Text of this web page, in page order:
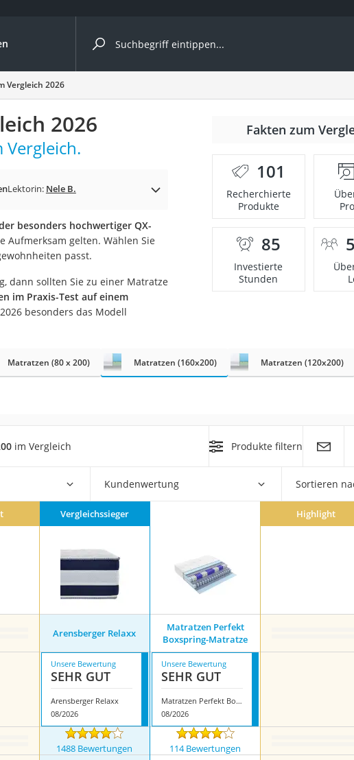
Vergleiche nach Kategorie
Kamera
4
Schreibtisch
cm
Vergleich 2026
2026
Vergleich.
Lektorin: Nele B.
besonders hochwertiger QX-
Aufmerksam gelten. Wählen Sie
passt.
dann sollten Sie zu einer Matratze
im Praxis-Test auf einem
besonders das Modell
Fakten zum
101
Recherchierte
Produkte
85
Investierte
Stunden
Matratzen (80 x 200) Matratzen (160x200) Matratzen (120x200)
im Vergleich Produkte filtern
Kundenwertung Sortieren
Vergleichssieger Highlight
Arensberger Relaxx
Matratzen Perfekt
Boxspring-Matratze
Unsere Bewertung
SEHR GUT
Arensberger Relaxx
08/2026
Unsere Bewertung
SEHR GUT
Matratzen Perfekt Boxspring-Matratze
08/2026
1488 Bewertungen 114 Bewertungen